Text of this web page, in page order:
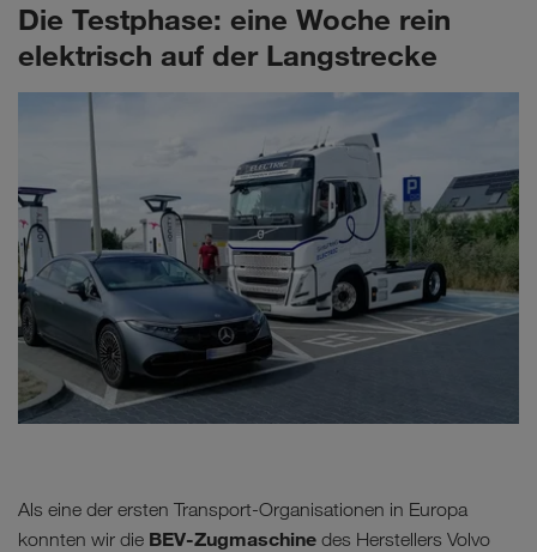
Die Testphase: eine Woche rein
elektrisch auf der Langstrecke
Als eine der ersten Transport-Organisationen in Europa
konnten wir die BEV-Zugmaschine des Herstellers Volvo